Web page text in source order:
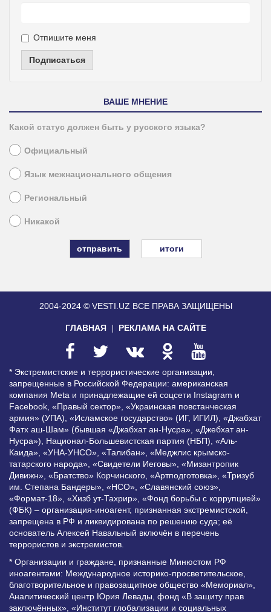
Отпишите меня
Подписаться
ВАШЕ МНЕНИЕ
Какой статус должен быть у русского языка?
Официальный
Язык межнационального общения
Региональный
Никакой
итоги
2004-2024 © VESTI.UZ ВСЕ ПРАВА ЗАЩИЩЕНЫ
ГЛАВНАЯ РЕКЛАМА НА САЙТЕ
* Экстремистские и террористические организации,
запрещенные в Российской Федерации: американская
компания Meta и принадлежащие ей соцсети Instagram и
Facebook, «Правый сектор», «Украинская повстанческая
армия» (УПА), «Исламское государство» (ИГ, ИГИЛ), «Джабхат
Фатх аш-Шам» (бывшая «Джабхат ан-Нусра», «Джебхат ан-
Нусра»), Национал-Большевистская партия (НБП), «Аль-
Каида», «УНА-УНСО», «Талибан», «Меджлис крымско-
татарского народа», «Свидетели Иеговы», «Мизантропик
Дивижн», «Братство» Корчинского, «Артподготовка», «Тризуб
им. Степана Бандеры», «НСО», «Славянский союз»,
«Формат-18», «Хизб ут-Тахрир», «Фонд борьбы с коррупцией»
(ФБК) – организация-иноагент, признанная экстремистской,
запрещена в РФ и ликвидирована по решению суда; её
основатель Алексей Навальный включён в перечень
террористов и экстремистов.
* Организации и граждане, признанные Минюстом РФ
иноагентами: Международное историко-просветительское,
благотворительное и правозащитное общество «Мемориал»,
Аналитический центр Юрия Левады, фонд «В защиту прав
заключённых», «Институт глобализации и социальных